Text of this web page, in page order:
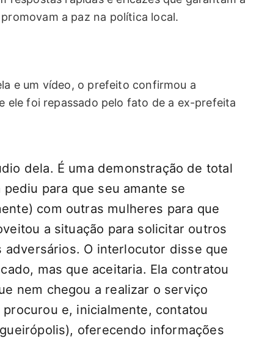
a paz na política local.
e um vídeo, o prefeito confirmou a
ele foi repassado pelo fato de a ex-prefeita
dela. É uma demonstração de total
para que seu amante se
com outras mulheres para que
a situação para solicitar outros
adversários. O interlocutor disse que
mas que aceitaria. Ela contratou
nem chegou a realizar o serviço
e, inicialmente, contatou
oferecendo informações